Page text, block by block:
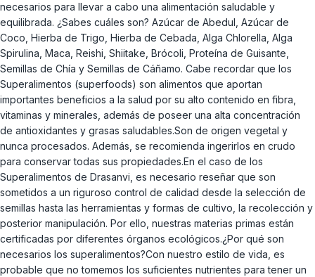
necesarios para llevar a cabo una alimentación saludable y
equilibrada. ¿Sabes cuáles son? Azúcar de Abedul, Azúcar de
Coco, Hierba de Trigo, Hierba de Cebada, Alga Chlorella, Alga
Spirulina, Maca, Reishi, Shiitake, Brócoli, Proteína de Guisante,
Semillas de Chía y Semillas de Cáñamo. Cabe recordar que los
Superalimentos (superfoods) son alimentos que aportan
importantes beneficios a la salud por su alto contenido en fibra,
vitaminas y minerales, además de poseer una alta concentración
de antioxidantes y grasas saludables.Son de origen vegetal y
nunca procesados. Además, se recomienda ingerirlos en crudo
para conservar todas sus propiedades.En el caso de los
Superalimentos de Drasanvi, es necesario reseñar que son
sometidos a un riguroso control de calidad desde la selección de
semillas hasta las herramientas y formas de cultivo, la recolección y
posterior manipulación. Por ello, nuestras materias primas están
certificadas por diferentes órganos ecológicos.¿Por qué son
necesarios los superalimentos?Con nuestro estilo de vida, es
probable que no tomemos los suficientes nutrientes para tener un